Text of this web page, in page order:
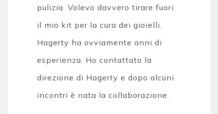
pulizia. Volevo davvero tirare fuori
il mio kit per la cura dei gioielli.
Hagerty ha ovviamente anni di
esperienza. Ho contattato la
direzione di Hagerty e dopo alcuni
incontri è nata la collaborazione.